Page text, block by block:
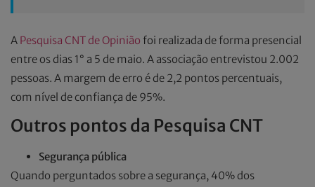
A Pesquisa CNT de Opinião foi realizada de forma presencial
entre os dias 1° a 5 de maio. A associação entrevistou 2.002
pessoas. A margem de erro é de 2,2 pontos percentuais,
com nível de confiança de 95%.
Outros pontos da Pesquisa CNT
Segurança pública
Quando perguntados sobre a segurança, 40% dos